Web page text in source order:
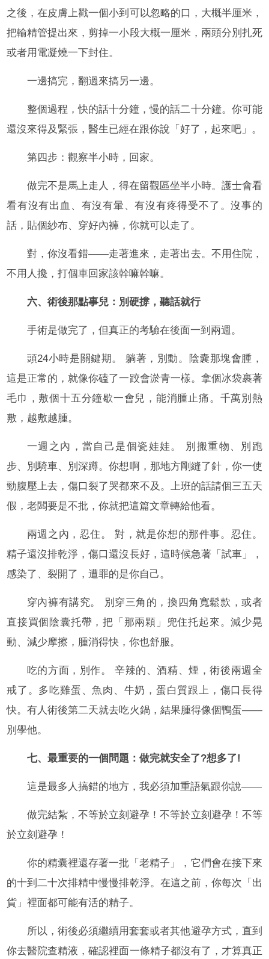
之後，在皮膚上戳一個小到可以忽略的口，大概半厘米，
把輸精管提出來，剪掉一小段大概一厘米，兩頭分別扎死
或者用電凝燒一下封住。
一邊搞完，翻過來搞另一邊。
整個過程，快的話十分鐘，慢的話二十分鐘。你可能
還沒來得及緊張，醫生已經在跟你說「好了，起來吧」。
第四步：觀察半小時，回家。
做完不是馬上走人，得在留觀區坐半小時。護士會看
看有沒有出血、有沒有暈、有沒有疼得受不了。沒事的
話，貼個紗布、穿好內褲，你就可以走了。
對，你沒看錯——走著進來，走著出去。不用住院，
不用人攙，打個車回家該幹嘛幹嘛。
六、術後那點事兒：別硬撐，聽話就行
手術是做完了，但真正的考驗在後面一到兩週。
頭24小時是關鍵期。 躺著，別動。陰囊那塊會腫，
這是正常的，就像你磕了一跤會淤青一樣。拿個冰袋裹著
毛巾，敷個十五分鐘歇一會兒，能消腫止痛。千萬別熱
敷，越敷越腫。
一週之內，當自己是個瓷娃娃。 別搬重物、別跑
步、別騎車、別深蹲。你想啊，那地方剛縫了針，你一使
勁腹壓上去，傷口裂了哭都來不及。上班的話請個三五天
假，老闆要是不批，你就把這篇文章轉給他看。
兩週之內，忍住。 對，就是你想的那件事。忍住。
精子還沒排乾淨，傷口還沒長好，這時候急著「試車」，
感染了、裂開了，遭罪的是你自己。
穿內褲有講究。 別穿三角的，換四角寬鬆款，或者
直接買個陰囊托帶，把「那兩顆」兜住托起來。減少晃
動、減少摩擦，腫消得快，你也舒服。
吃的方面，別作。 辛辣的、酒精、煙，術後兩週全
戒了。多吃雞蛋、魚肉、牛奶，蛋白質跟上，傷口長得
快。有人術後第二天就去吃火鍋，結果腫得像個鴨蛋——
別學他。
七、最重要的一個問題：做完就安全了?想多了!
這是最多人搞錯的地方，我必須加重語氣跟你說——
做完結紮，不等於立刻避孕！不等於立刻避孕！不等
於立刻避孕！
你的精囊裡還存著一批「老精子」，它們會在接下來
的十到二十次排精中慢慢排乾淨。在這之前，你每次「出
貨」裡面都可能有活的精子。
所以，術後必須繼續用套套或者其他避孕方式，直到
你去醫院查精液，確認裡面一條精子都沒有了，才算真正